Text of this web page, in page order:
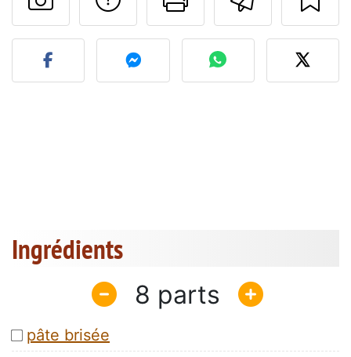
Publier votre photo de
Ingrédients
8
pâte brisée